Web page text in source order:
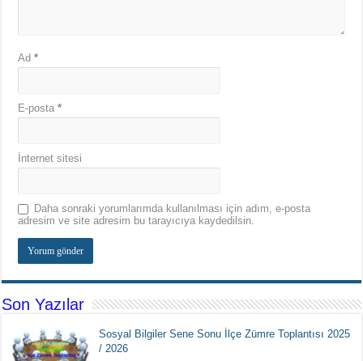
Ad*
E-posta*
İnternet sitesi
Daha sonraki yorumlarımda kullanılması için adım, e-posta
adresim ve site adresim bu tarayıcıya kaydedilsin.
Son Yazılar
Sosyal Bilgiler Sene Sonu İlçe Zümre Toplantısı 2025
/ 2026